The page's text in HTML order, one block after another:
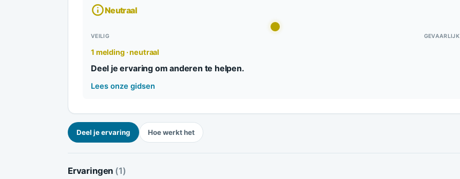
Neutraal
VEILIG GEVAARLIJK
1 melding · neutraal
Deel je ervaring om anderen te helpen.
Lees onze gidsen
Deel je ervaring Hoe werkt het
Ervaringen (1)